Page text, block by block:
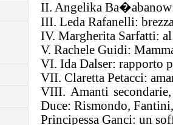
II. Angelika
III. Leda Rafanelli:
IV. Margherita Sarfatti:
V. Rachele Guidi:
VI. Ida Dalser: rapporto
VII. Claretta Petacci:
VIII. Amanti
Duce: Rismondo,
Principessa Ganci: un